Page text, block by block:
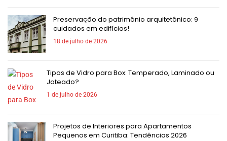
Preservação do patrimônio arquitetônico: 9
cuidados em edifícios!
18 de julho de 2026
Tipos de Vidro para Box: Temperado, Laminado ou
Jateado?
1 de julho de 2026
Projetos de Interiores para Apartamentos
Pequenos em Curitiba: Tendências 2026